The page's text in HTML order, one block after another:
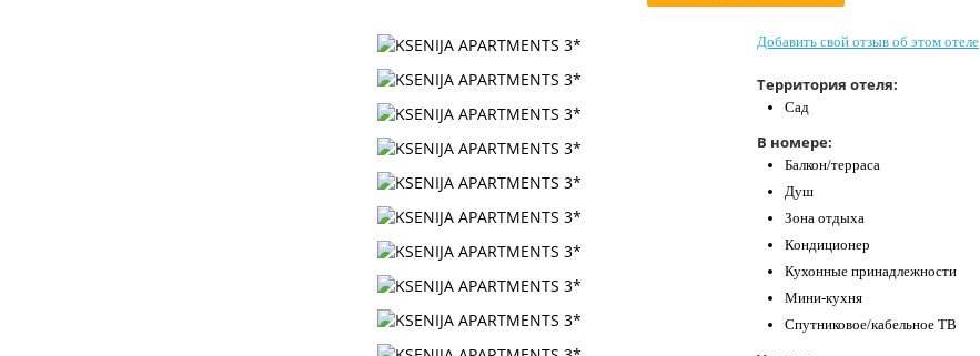
Добавить свой отзыв об этом отеле
Территория отеля:
Сад
В номере:
Балкон/терраса
Душ
Зона отдыха
Кондиционер
Кухонные принадлежности
Мини-кухня
Спутниковое/кабельное ТВ